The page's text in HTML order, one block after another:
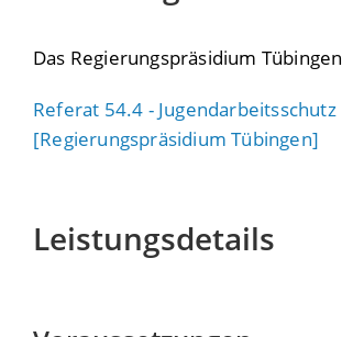
Das Regierungspräsidium Tübingen
Referat 54.4 - Jugendarbeitsschutz
[Regierungspräsidium Tübingen]
Leistungsdetails